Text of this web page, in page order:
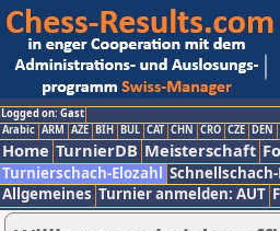
Logged on: Gast
Arabic ARM AZE BIH BUL CAT CHN CRO CZE DEN
Home TurnierDB Meisterschaft
Turnierschach-Elozahl
Allgemeines Turnier anmelden: AUT